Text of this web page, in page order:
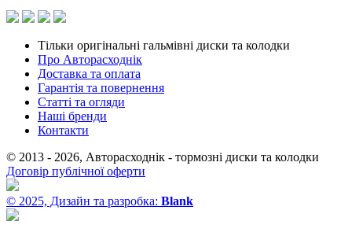
Тільки оригінальні гальмівні диски та колодки
Про Авторасходнік
Доставка та оплата
Гарантія та повернення
Статті та огляди
Наші бренди
Контакти
© 2013 - 2026, Авторасходнік - тормозні диски та колодки
Договір публічної оферти
© 2025, Дизайн та разробка: Blank